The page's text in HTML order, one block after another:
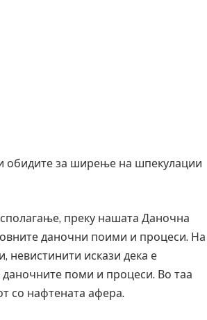
обидите за ширење на шпекулации
преку нашата Даночна
даночни поими и процеси. На
невистинити искази дека е
поми и процеси. Во таа
со нафтената афера.